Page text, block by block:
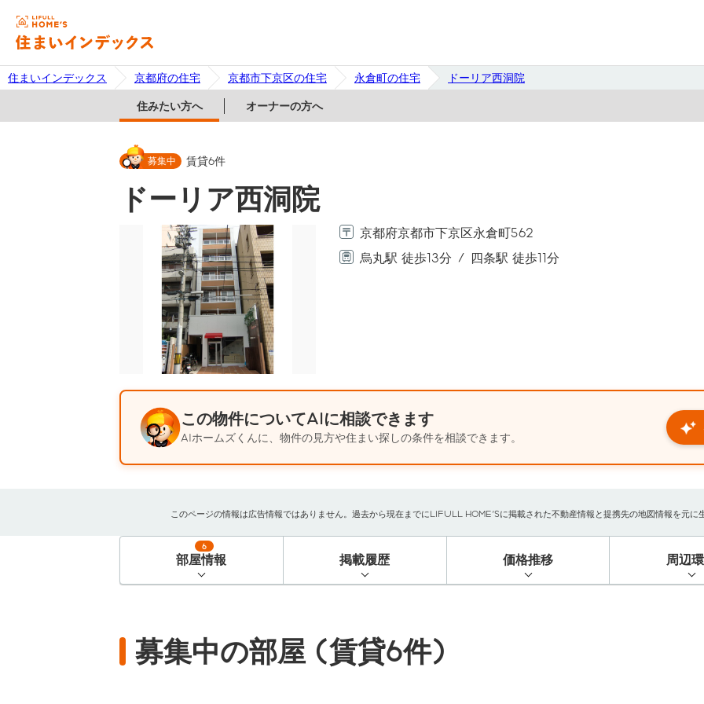
住まいインデックス 京都府の住宅 京都市下京区の住宅 永倉町の住宅 ドーリア西洞院
住みたい方へ オーナーの方へ
募集中 賃貸6件
ドーリア西洞院
京都府京都市下京区永倉町562
烏丸駅 徒歩13分
四条駅 徒歩11分
この物件についてAIに相談できます
AIホームズくんに、物件の見方や住まい探しの条件を相談できます。
このページの情報は広告情報ではありません。過去から現在までにLIFULL HOME'Sに掲載された不動産情報と提携先の地図情報を元
部屋情報
6
掲載履歴 価格推移 周辺
募集中の部屋 (賃貸6件)